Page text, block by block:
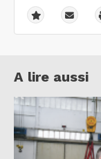
A lire aussi